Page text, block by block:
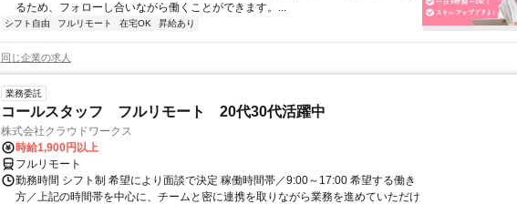
るため、フォローし合いながら働くことができます。...
シフト自由 フルリモート 在宅OK 昇給あり
同じ企業の求人
業務委託
コールスタッフ フルリモート 20代30代活躍中
株式会社クラウドワークス
時給1,900円以上
フルリモート
勤務時間 シフト制 希望により面談で決定 稼働時間帯／9:00～17:00 希望する働き
方／上記の時間帯を中心に、チームと密に連携を取りながら業務を進めていただけ